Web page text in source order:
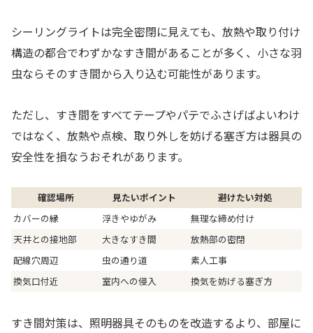
シーリングライトは完全密閉に見えても、放熱や取り付け
構造の都合でわずかなすき間があることが多く、小さな羽
虫ならそのすき間から入り込む可能性があります。
ただし、すき間をすべてテープやパテでふさげばよいわけ
ではなく、放熱や点検、取り外しを妨げる塞ぎ方は器具の
安全性を損なうおそれがあります。
確認場所 見たいポイント
避けたい対処
カバーの縁
浮きやゆがみ
無理な締め付け
天井との接地部
大きなすき間
放熱部の密閉
配線穴周辺
虫の通り道
素人工事
換気口付近
室内への侵入 換気を妨げる塞ぎ方
すき間対策は、照明器具そのものを改造するより、部屋に